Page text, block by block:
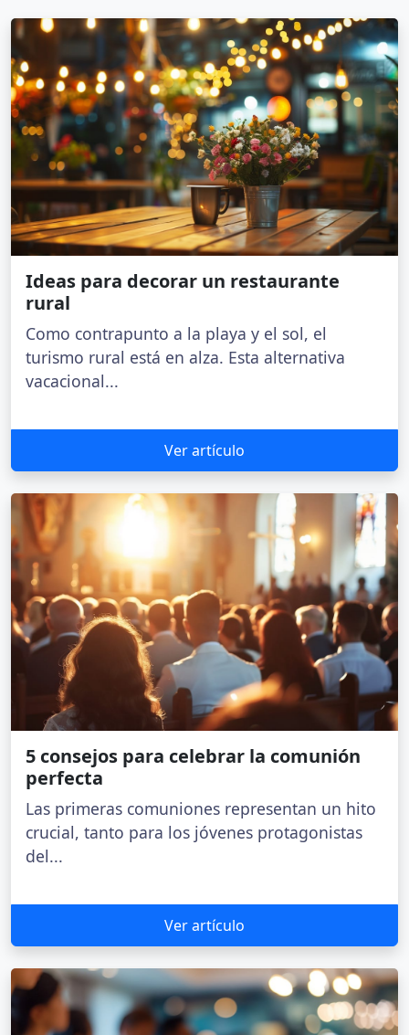
Ideas para decorar un restaurante
rural
Como contrapunto a la playa y el sol, el
turismo rural está en alza. Esta alternativa
vacacional...
Ver artículo
5 consejos para celebrar la comunión
perfecta
Las primeras comuniones representan un hito
crucial, tanto para los jóvenes protagonistas
del...
Ver artículo